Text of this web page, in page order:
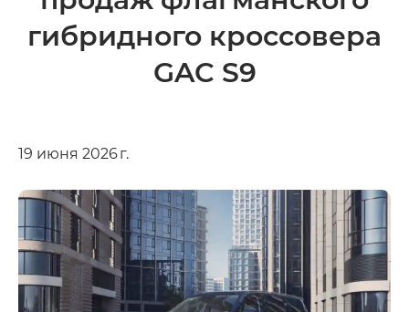
гибридного кроссовера
GAC S9
19 июня 2026 г.